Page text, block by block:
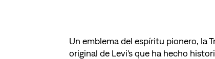
Un emblema del espíritu pionero, la
original de Levi's que ha hecho